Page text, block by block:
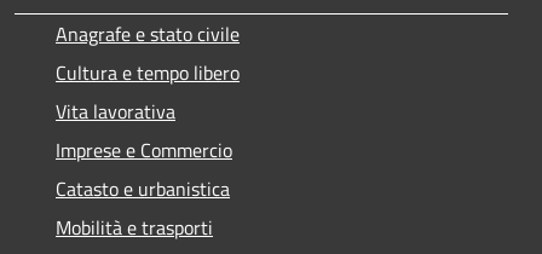
Anagrafe e stato civile
Cultura e tempo libero
Vita lavorativa
Imprese e Commercio
Catasto e urbanistica
Mobilità e trasporti